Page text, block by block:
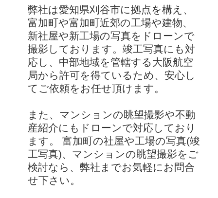
弊社は愛知県刈谷市に拠点を構え、
富加町や富加町近郊の工場や建物、
新社屋や新工場の写真をドローンで
撮影しております。竣工写真にも対
応し、中部地域を管轄する大阪航空
局から許可を得ているため、安心し
てご依頼をお任せ頂けます。
また、マンションの眺望撮影や不動
産紹介にもドローンで対応しており
ます。 富加町の社屋や工場の写真(竣
工写真)、マンションの眺望撮影をご
検討なら、弊社までお気軽にお問合
せ下さい。